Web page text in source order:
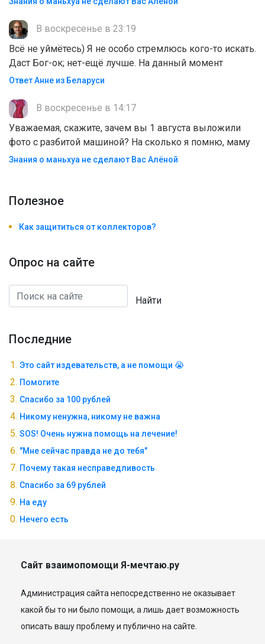
В воскресенье в 23:19
Всё не уймётесь) Я не особо стремлюсь кого-то искать.
Даст Бог-ок; нет-ещё лучше. На данный момент
Ответ Анне из Беларуси
В воскресенье в 14:17
Уважаемая, скажите, зачем вы 1 августа выложили
фото с разбитой машиной? На сколько я помню, маму
Знания о маньхуа не сделают Вас Алëной
Полезноe
Как защититься от коллекторов?
Опрос на сайте
Найти
Последние
Это сайт издевательств, а не помощи 😭
Помогите
Спасибо за 100 рублей
Никому ненужна, никому не важна
SOS! Очень нужна помощь на лечение!
"Мне сейчас правда не до тебя"
Почему такая несправедливость
Спасибо за 69 рублей
На еду
Нечего есть
Сайт взаимопомощи Я-мечтаю.ру
Администрация сайта непосредственно не оказывает
какой бы то ни было помощи, а лишь дает возможность
описать вашу проблему и публично на сайте.